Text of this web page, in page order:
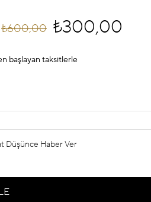
₺600,00 ₺300,00
başlayan taksitlerle
Düşünce Haber Ver